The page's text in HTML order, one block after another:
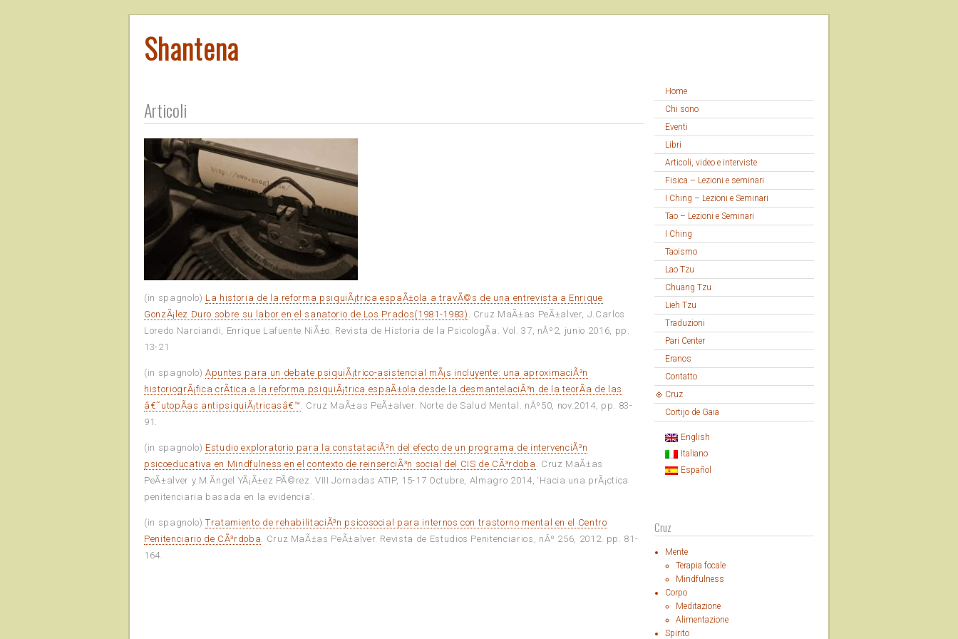
Shantena
Articoli
(in spagnolo) La historia de la reforma psiquiÃ¡trica espaÃ±ola a travÃ©s de una entrevista a Enrique
GonzÃ¡lez Duro sobre su labor en el sanatorio de Los Prados(1981-1983) . Cruz MaÃ±as PeÃ±alver, J.Carlos
Loredo Narciandi, Enrique Lafuente NiÃ±o. Revista de Historia de la PsicologÃ­a. Vol. 37, nÂº2, junio 2016, pp.
13-21
(in spagnolo)Apuntes para un debate psiquiÃ¡trico-asistencial mÃ¡s incluyente: una aproximaciÃ³n
historiogrÃ¡fica crÃ­tica a la reforma psiquiÃ¡trica espaÃ±ola desde la desmantelaciÃ³n de la teorÃ­a de las
â€˜utopÃ­as antipsiquiÃ¡tricasâ€™ . Cruz MaÃ±as PeÃ±alver. Norte de Salud Mental. nÂº50, nov.2014, pp. 83-
91.
(in spagnolo) Estudio exploratorio para la constataciÃ³n del efecto de un programa de intervenciÃ³n
psicoeducativa en Mindfulness en el contexto de reinserciÃ³n social del CIS de CÃ³rdoba . Cruz MaÃ±as
PeÃ±alver y M.Ãngel YÃ¡Ã±ez PÃ©rez. VIII Jornadas ATIP, 15-17 Octubre, Almagro 2014, ‘Hacia una prÃ¡ctica
penitenciaria basada en la evidencia’.
(in spagnolo)Tratamiento de rehabilitaciÃ³n psicosocial para internos con trastorno mental en el Centro
Penitenciario de CÃ³rdoba. Cruz MaÃ±as PeÃ±alver. Revista de Estudios Penitenciarios, nÂº 256, 2012. pp. 81-
164.
Home
Chi sono
Eventi
Libri
Articoli, video e interviste
Fisica – Lezioni e seminari
I Ching – Lezioni e Seminari
Tao – Lezioni e Seminari
I Ching
Taoismo
Lao Tzu
Chuang Tzu
Lieh Tzu
Traduzioni
Pari Center
Eranos
Contatto
Cruz
Cortijo de Gaia
English
Italiano
Español
Cruz
Mente
Terapia focale
Mindfulness
Corpo
Meditazione
Alimentazione
Spirito